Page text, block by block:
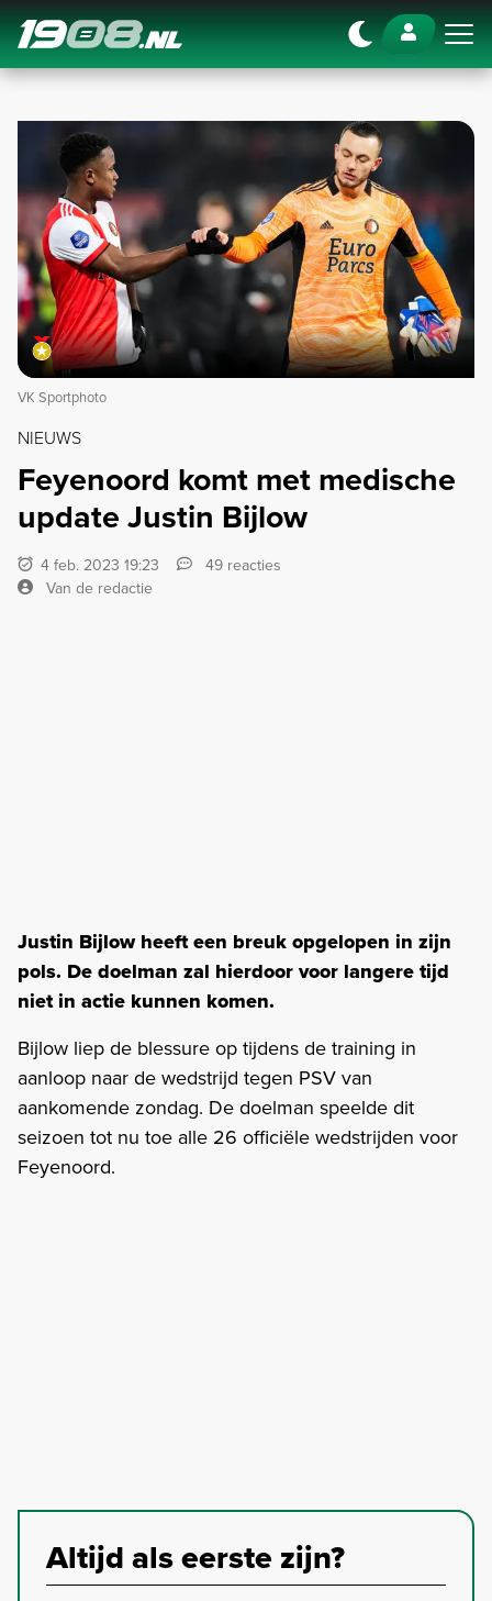
Navigation
VK Sportphoto
NIEUWS
Feyenoord komt met medische
update Justin Bijlow
4 feb. 2023 19:23
49 reacties
Van de redactie
Justin Bijlow heeft een breuk opgelopen in zijn
pols. De doelman zal hierdoor voor langere tijd
niet in actie kunnen komen.
Bijlow liep de blessure op tijdens de training in
aanloop naar de wedstrijd tegen PSV van
aankomende zondag. De doelman speelde dit
seizoen tot nu toe alle 26 officiële wedstrijden voor
Feyenoord.
Altijd als eerste zijn?